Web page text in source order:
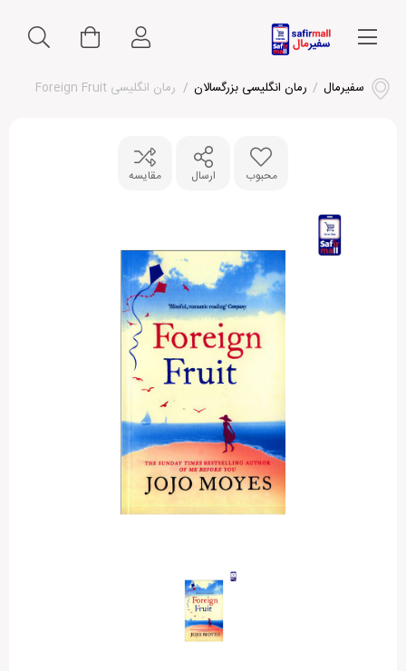
سفیرمال / رمان انگلیسی بزرگسالان / رمان انگلیسی Foreign Fruit
محبوب ارسال مقایسه